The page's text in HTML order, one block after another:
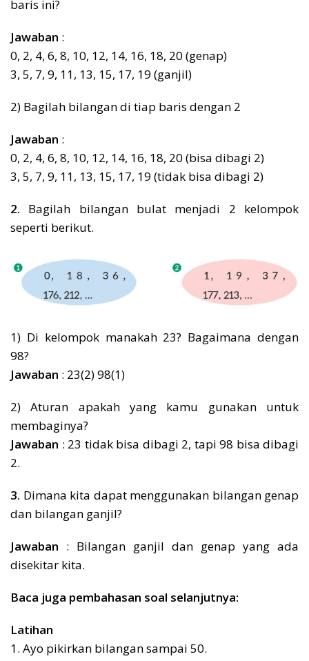
baris ini?
Jawaban :
0, 2, 4, 6, 8, 10, 12, 14, 16, 18, 20 (genap)
3, 5, 7, 9, 11, 13, 15, 17, 19 (ganjil)
2) Bagilah bilangan di tiap baris dengan 2
Jawaban :
0, 2, 4, 6, 8, 10, 12, 14, 16, 18, 20 (bisa dibagi 2)
3, 5, 7, 9, 11, 13, 15, 17, 19 (tidak bisa dibagi 2)
2. Bagilah bilangan bulat menjadi 2 kelompok
seperti berikut.
1) Di kelompok manakah 23? Bagaimana dengan
98?
Jawaban : 23(2) 98(1)
2) Aturan apakah yang kamu gunakan untuk
membaginya?
Jawaban : 23 tidak bisa dibagi 2, tapi 98 bisa dibagi
2.
3. Dimana kita dapat menggunakan bilangan genap
dan bilangan ganjil?
Jawaban : Bilangan ganjil dan genap yang ada
disekitar kita.
Baca juga pembahasan soal selanjutnya:
Latihan
1. Ayo pikirkan bilangan sampai 50.